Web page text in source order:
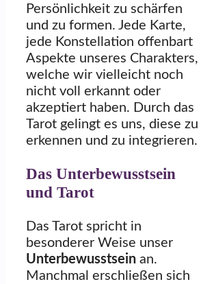
Persönlichkeit zu schärfen
und zu formen. Jede Karte,
jede Konstellation offenbart
Aspekte unseres Charakters,
welche wir vielleicht noch
nicht voll erkannt oder
akzeptiert haben. Durch das
Tarot gelingt es uns, diese zu
erkennen und zu integrieren.
Das Unterbewusstsein
und Tarot
Das Tarot spricht in
besonderer Weise unser
Unterbewusstsein an.
Manchmal erschließen sich